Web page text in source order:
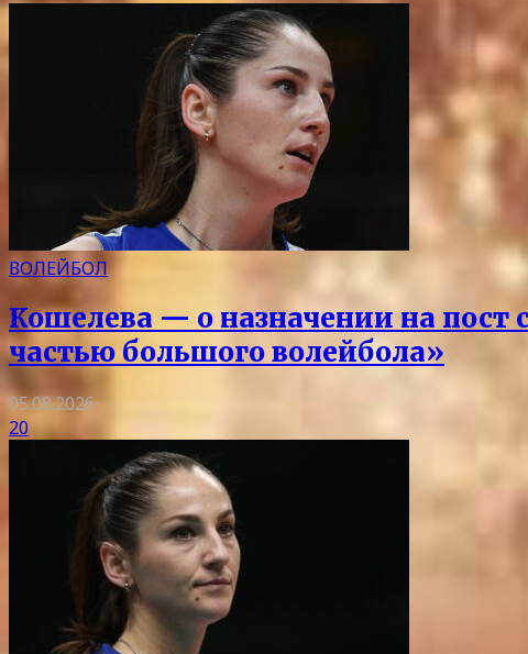
ВОЛЕЙБОЛ
Кошелева — о назначении на пост
частью большого волейбола»
05.08.2026
20